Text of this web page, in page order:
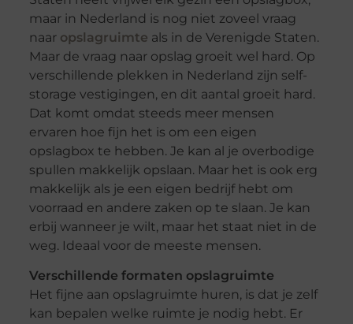
maar in Nederland is nog niet zoveel vraag
naar opslagruimte als in de Verenigde Staten.
Maar de vraag naar opslag groeit wel hard. Op
verschillende plekken in Nederland zijn self-
storage vestigingen, en dit aantal groeit hard.
Dat komt omdat steeds meer mensen
ervaren hoe fijn het is om een eigen
opslagbox te hebben. Je kan al je overbodige
spullen makkelijk opslaan. Maar het is ook erg
makkelijk als je een eigen bedrijf hebt om
voorraad en andere zaken op te slaan. Je kan
erbij wanneer je wilt, maar het staat niet in de
weg. Ideaal voor de meeste mensen.
Verschillende formaten opslagruimte
Het fijne aan opslagruimte huren, is dat je zelf
kan bepalen welke ruimte je nodig hebt. Er